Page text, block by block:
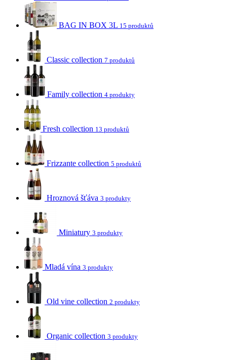
BAG IN BOX 3L 15 produktů
Classic collection 7 produktů
Family collection 4 produkty
Fresh collection 13 produktů
Frizzante collection 5 produktů
Hroznová šťáva 3 produkty
Miniatury 3 produkty
Mladá vína 3 produkty
Old vine collection 2 produkty
Organic collection 3 produkty